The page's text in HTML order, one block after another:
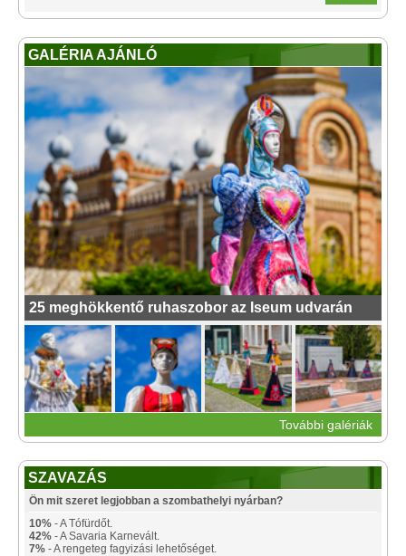
GALÉRIA AJÁNLÓ
25 meghökkentő ruhaszobor az Iseum udvarán
További galériák
SZAVAZÁS
Ön mit szeret legjobban a szombathelyi nyárban?
10% - A Tófürdőt.
42% - A Savaria Karnevált.
7% - A rengeteg fagyizási lehetőséget.